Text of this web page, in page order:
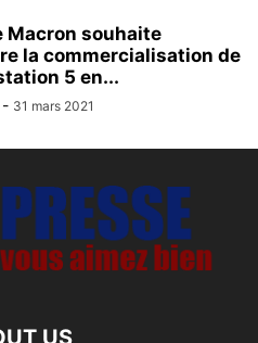
Macron souhaite
la commercialisation de
5 en...
- 31 mars 2021
US